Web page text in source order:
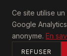
Ce site utilise
Google
anonyme. En
REFUSER
U2achtung
ACCUEIL